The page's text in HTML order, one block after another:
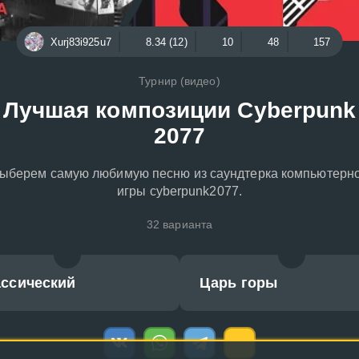
Xurj83i925u7 8.34 (12) 10 48 157
Турнир (видео)
Лучшая композиции Cyberpunk
2077
самую любимую песню из саундтерка
игры cyberpunk2077.
32 варианта
Царь горы